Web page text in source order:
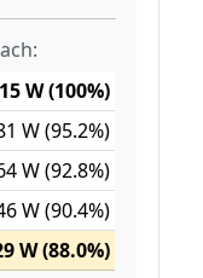
W (100%)
W (95.2%)
W (92.8%)
W (90.4%)
W (88.0%)